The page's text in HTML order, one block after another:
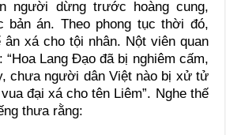
người dừng trước hoàng cung,
bản án. Theo phong tục thời đó,
xá cho tội nhân. Nột viên quan
Lang Đạo đã bị nghiêm cấm,
chưa người dân Việt nào bị xử tử
đại xá cho tên Liêm”. Nghe thế
thưa rằng: